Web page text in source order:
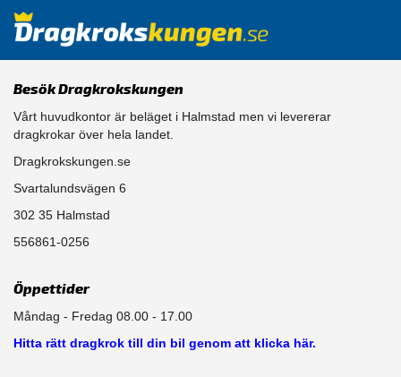
Besök Dragkrokskungen
Vårt huvudkontor är beläget i Halmstad men vi levererar
dragkrokar över hela landet.
Dragkrokskungen.se
Svartalundsvägen 6
302 35 Halmstad
556861-0256
Öppettider
Måndag - Fredag 08.00 - 17.00
Hitta rätt dragkrok till din bil genom att klicka här.